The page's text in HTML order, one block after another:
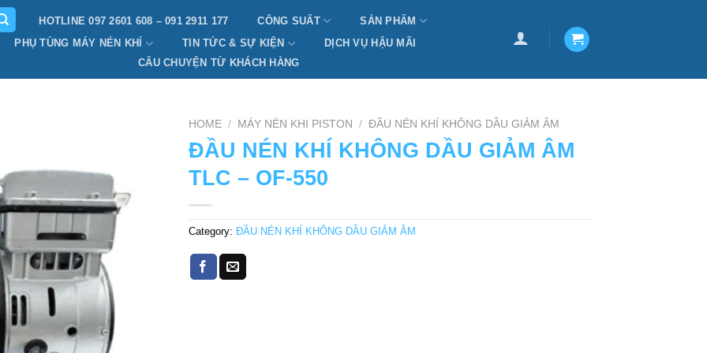
HOTLINE 097 2601 608 – 091 2911 177 CÔNG SUẤT
SẢN PHẨM
PHỤ TÙNG MÁY NÉN KHÍ
TIN TỨC & SỰ KIỆN
DỊCH VỤ HẬU MÃI
CÂU CHUYỆN TỪ KHÁCH HÀNG
HOME / MÁY NÉN KHI PISTON / ĐẦU NÉN KHÍ KHÔNG DẦU GIẢM ÂM
ĐẦU NÉN KHÍ KHÔNG DẦU GIẢM ÂM
TLC – OF-550
Category: ĐẦU NÉN KHÍ KHÔNG DẦU GIẢM ÂM